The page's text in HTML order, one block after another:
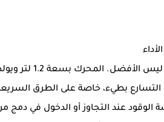
التسارع بطيء، خاصة على الطرق
عند التجاوز أو الدخول في دمج